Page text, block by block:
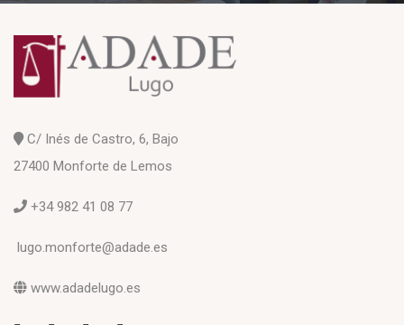
C/ Inés de Castro, 6, Bajo
27400 Monforte de Lemos
+34 982 41 08 77
lugo.monforte@adade.es
www.adadelugo.es